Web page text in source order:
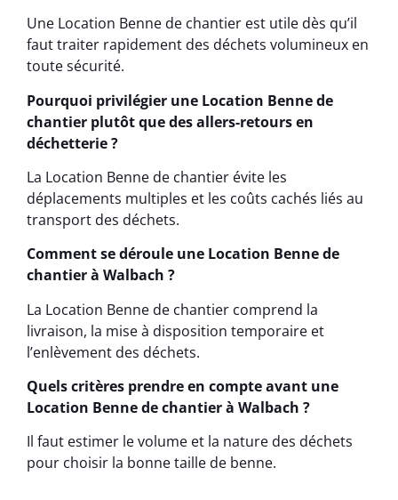
Une Location Benne de chantier est utile dès qu’il
faut traiter rapidement des déchets volumineux en
toute sécurité.
Pourquoi privilégier une Location Benne de
chantier plutôt que des allers-retours en
déchetterie ?
La Location Benne de chantier évite les
déplacements multiples et les coûts cachés liés au
transport des déchets.
Comment se déroule une Location Benne de
chantier à Walbach ?
La Location Benne de chantier comprend la
livraison, la mise à disposition temporaire et
l’enlèvement des déchets.
Quels critères prendre en compte avant une
Location Benne de chantier à Walbach ?
Il faut estimer le volume et la nature des déchets
pour choisir la bonne taille de benne.